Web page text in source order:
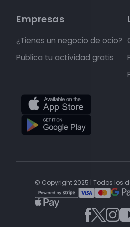
Empresas
¿Tienes un negocio de ocio?
Publica tu actividad gratis
© Copyright 2025 | Todos los